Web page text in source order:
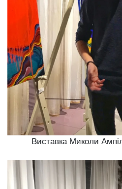
Виставка Миколи